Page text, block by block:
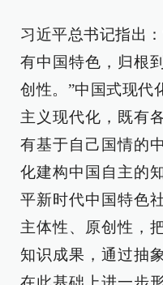
习近平总书记指出
有中国特色，归根
创性。”中国式现代
主义现代化，既有
有基于自己国情的
化建构中国自主的
平新时代中国特色
主体性、原创性，
知识成果，通过抽